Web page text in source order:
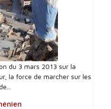
du 3 mars 2013 sur la
la force de marcher sur les